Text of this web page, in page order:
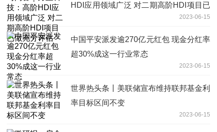
HDI应用领域广泛 对二期高阶HDI项目已
2023-06-15
中国平安派发逾270亿元红包 现金分红率
超30%成这一行业常态
2023-06-15
世界热头条丨美联储宣布维持联邦基金利
率目标区间不变
2023-06-15